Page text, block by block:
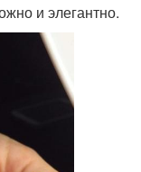
и элегантно.